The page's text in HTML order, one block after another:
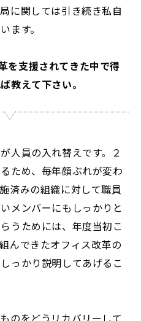
に関しては引き続き私自
ます。
支援されてきた中で得
教えて下さい。
人員の入れ替えです。２
ため、毎年顔ぶれが変わ
済みの組織に対して職員
メンバーにもしっかりと
うためには、年度当初こ
んできたオフィス改革の
っかり説明してあげるこ
のをどうリカバリーして